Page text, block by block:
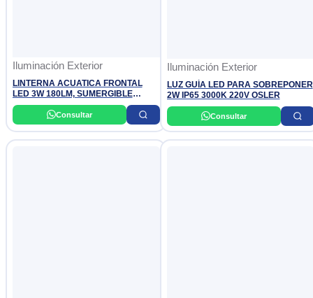
Iluminación Exterior
LINTERNA ACUATICA FRONTAL
LED 3W 180LM, SUMERGIBLE
HASTA 50MTS, 3 TIPOS DE
ENCENDIDO, USA 3 PILAS AAA
OPALUX
Consultar
Iluminación Exterior
LUZ GUÍA LED PARA SOBREPONER
2W IP65 3000K 220V OSLER
Consultar